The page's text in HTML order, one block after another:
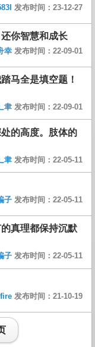
发布时间：23-12-27
你智慧和成长
幸 发布时间：22-09-01
马全是填空题！
聿 发布时间：22-09-01
的高度。肢体的
聿 发布时间：22-05-11
子 发布时间：22-05-11
真理都保持沉默
子 发布时间：22-05-11
发布时间：21-10-19